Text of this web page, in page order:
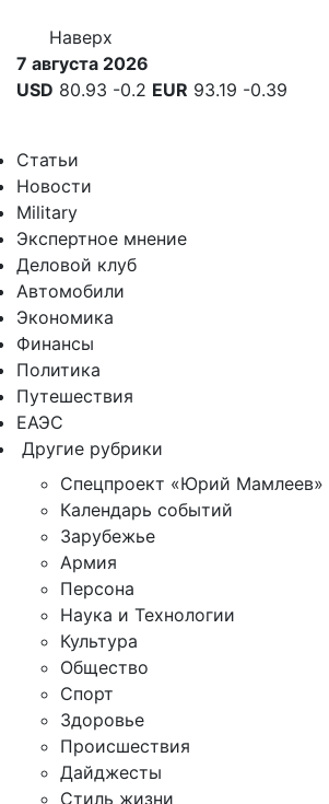
Наверх
7 августа 2026
USD 80.93 -0.2 EUR 93.19 -0.39
Статьи
Новости
Military
Экспертное мнение
Деловой клуб
Автомобили
Экономика
Финансы
Политика
Путешествия
ЕАЭС
Другие рубрики
Спецпроект «Юрий Мамлеев»
Календарь событий
Зарубежье
Армия
Персона
Наука и Технологии
Культура
Общество
Спорт
Здоровье
Происшествия
Дайджесты
Стиль жизни